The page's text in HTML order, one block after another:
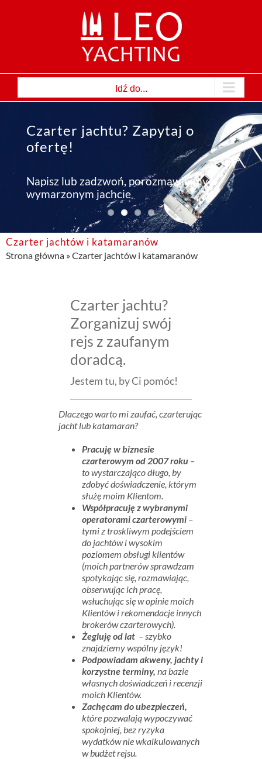
Idź do...
Czarter jachtu? Zapytaj o
ofertę!
Napisz lub zadzwoń, porozmawiajmy o
wymarzonym jachcie
Czarter jachtów i katamaranów
Strona główna »Czarter jachtów i katamaranów
Czarter jachtu?
Zorganizuj swój
rejs z zaufanym
doradcą.
Jestem tu, by Ci pomóc!
Dlaczego warto mi zaufać, czarterując
jacht lub katamaran?
Pracuję w biznesie
czarterowym od 2007 roku–
to wystarczająco długo, by
zdobyć doświadczenie, którym
służę moim Klientom.
Współpracuję z wybranymi
operatorami czarterowymi–
tymi z troskliwym podejściem
do jachtów i wysokim
poziomem obsługi klientów
(moich partnerów sprawdzam
spotykając się, rozmawiając,
obserwując ich pracę,
wsłuchując się w opinie moich
Klientów i rekomendacje innych
brokerów czarterowych).
Żegluję od lat – szybko
znajdziemy wspólny język!
Podpowiadam akweny, jachty i
korzystne terminy, na bazie
własnych doświadczeń i recenzji
moich Klientów.
Zachęcam do ubezpieczeń,
które pozwalają wypoczywać
spokojniej, bez ryzyka
wydatków nie wkalkulowanych
w budżet rejsu.